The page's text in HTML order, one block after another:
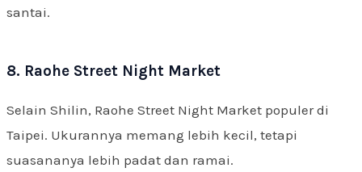
santai.
8. Raohe Street Night Market
Selain Shilin, Raohe Street Night Market populer di
Taipei. Ukurannya memang lebih kecil, tetapi
suasananya lebih padat dan ramai.